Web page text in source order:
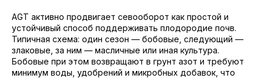
AGT активно продвигает севооборот как простой и
устойчивый способ поддерживать плодородие почв.
Типичная схема: один сезон — бобовые, следующий —
злаковые, за ним — масличные или иная культура.
Бобовые при этом возвращают в грунт азот и требуют
минимум воды, удобрений и микробных добавок, что